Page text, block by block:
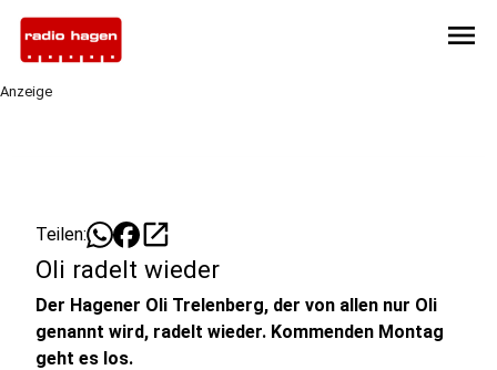
menu
Anzeige
Teilen: open_in_new
Oli radelt wieder
Der Hagener Oli Trelenberg, der von allen nur Oli
genannt wird, radelt wieder. Kommenden Montag
geht es los.